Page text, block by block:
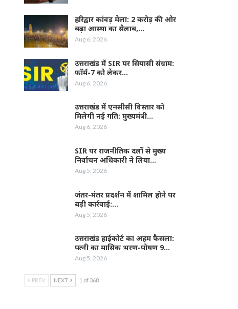
हरिद्वार कांवड़ मेला: 2 करोड़ की ओर
बढ़ा आस्था का सैलाब,…
Aug 6, 2026
उत्तराखंड में SIR पर सियासी संग्राम:
फॉर्म-7 को लेकर…
Aug 6, 2026
उत्तराखंड में एनसीसी विस्तार को
मिलेगी नई गति: मुख्यमंत्री…
Aug 6, 2026
SIR पर राजनीतिक दलों से मुख्य
निर्वाचन अधिकारी ने लिया…
Aug 5, 2026
जंतर-मंतर प्रदर्शन में शामिल होने पर
बड़ी कार्रवाई:…
Aug 5, 2026
उत्तराखंड हाईकोर्ट का अहम फैसला:
पत्नी का मासिक भरण-पोषण 9…
Aug 5, 2026
PREV NEXT 1 of 368